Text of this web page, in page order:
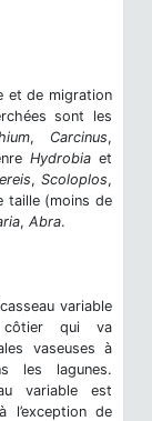
et de migration
sont les
, Carcinus,
Hydrobia et
, Scoloplos,
taille (moins de
, Abra.
variable
côtier qui va
vaseuses à
les lagunes.
variable est
l’exception de